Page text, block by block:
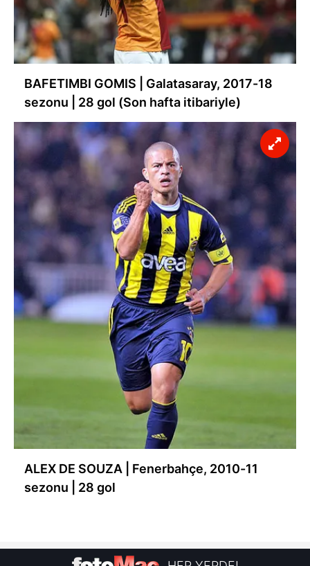
BAFETIMBI GOMIS | Galatasaray, 2017-18
sezonu | 28 gol (Son hafta itibariyle)
ALEX DE SOUZA | Fenerbahçe, 2010-11
sezonu | 28 gol